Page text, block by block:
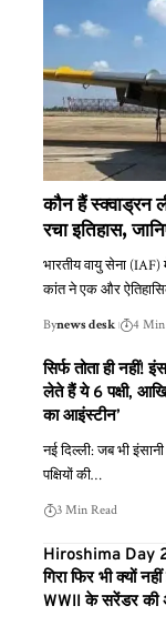
कौन हैं स्क्वाड्रन
रचा इतिहास,
भारतीय वायु सेना
कांत ने एक और
Bynews desk 4 Min
सिर्फ तोता ही नहीं!
लेते हैं ये 6 पक्षी,
का आइंस्टीन’
नई दिल्ली: जब भी
पक्षियों की…
3 Min Read
Hiroshima Day
गिरा फिर भी क्यों
WWII के सरेंडर की